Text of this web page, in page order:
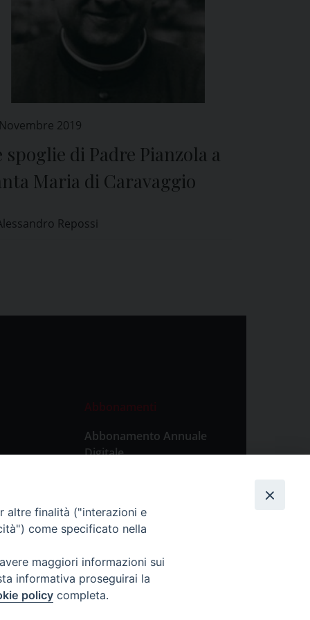
2019
spoglie di Padre Pianzola a
Maria di Caravaggio
Repossi
Abbonamenti
Abbonamento Annuale
Digitale
Abbonamento Singola
Copia Digitale
altre finalità ("interazioni e
come specificato nella
maggiori informazioni sui
informativa proseguirai la
policy completa.